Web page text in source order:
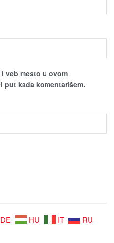
i veb mesto u ovom
put kada komentarišem.
DE HU IT RU